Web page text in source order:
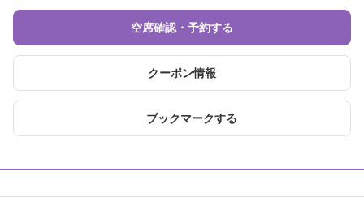
空席確認・予約する
クーポン情報
ブックマークする